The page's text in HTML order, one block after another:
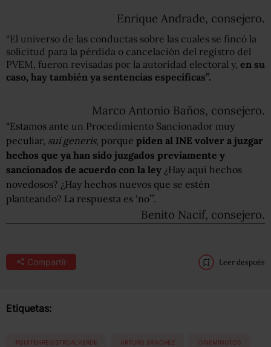
Enrique Andrade, consejero.
“El universo de las conductas sobre las cuales se fincó la
solicitud para la pérdida o cancelación del registro del
PVEM, fueron revisadas por la autoridad electoral y, en su
caso, hay también ya sentencias específicas”.
Marco Antonio Baños, consejero.
“Estamos ante un Procedimiento Sancionador muy
peculiar, sui generis, porque piden al INE volver a juzgar
hechos que ya han sido juzgados previamente y
sancionados de acuerdo con la ley ¿Hay aquí hechos
novedosos? ¿Hay hechos nuevos que se estén
planteando? La respuesta es ‘no’”.
Benito Nacif, consejero.
Compartir Leer después
Etiquetas:
#QUITENREGISTROALVERDE ARTURO SÁNCHEZ CINEMINUTOS